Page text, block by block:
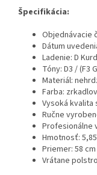
Špecifikácia:
Objednávacie
Dátum
Ladenie: D
Tóny: D3 / (F3
Materiál:
Farba:
Vysoká kvalita
Ručne
Profesionálne
Hmotnosť:
Priemer: 58 cm
Vrátane